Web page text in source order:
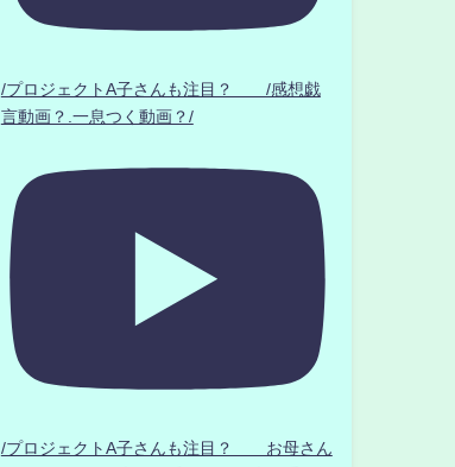
/プロジェクトA子さんも注目？ /感想戯
言動画？.一息つく動画？/
/プロジェクトA子さんも注目？ お母さん